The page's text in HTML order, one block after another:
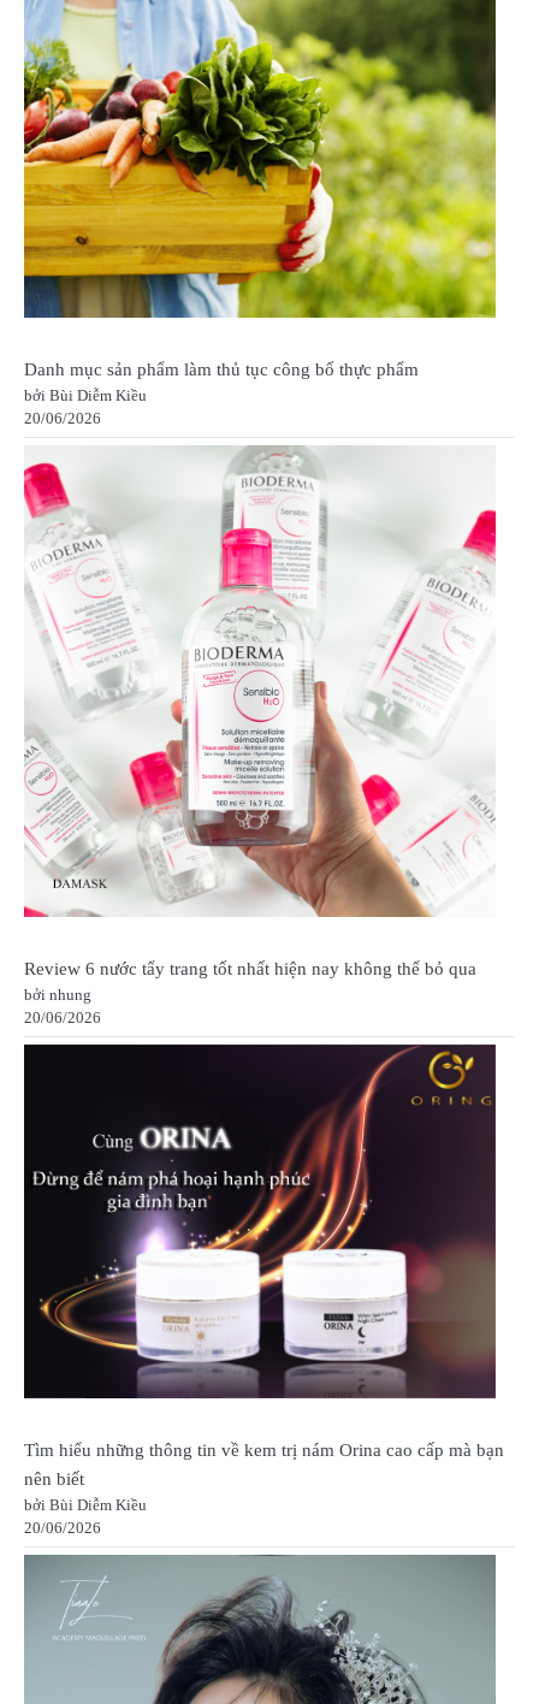
Danh mục sản phẩm làm thủ tục công bố thực phẩm
bởi Bùi Diễm Kiều
20/06/2026
Review 6 nước tẩy trang tốt nhất hiện nay không thể bỏ qua
bởi nhung
20/06/2026
Tìm hiểu những thông tin về kem trị nám Orina cao cấp mà bạn
nên biết
bởi Bùi Diễm Kiều
20/06/2026